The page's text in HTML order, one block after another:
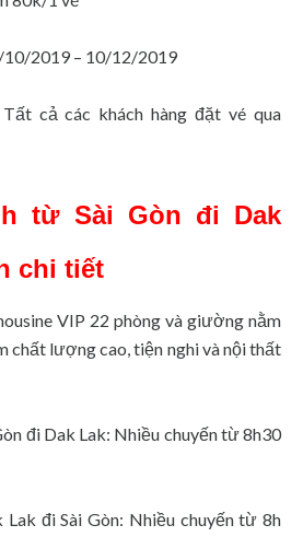
10/2019 – 10/12/2019
cả các khách hàng đặt vé qua
từ Sài Gòn đi Dak
chi tiết
VIP 22 phòng và giường nằm
chất lượng cao, tiện nghi và nội thất
đi Dak Lak: Nhiều chuyến từ 8h30
đi Sài Gòn: Nhiều chuyến từ 8h